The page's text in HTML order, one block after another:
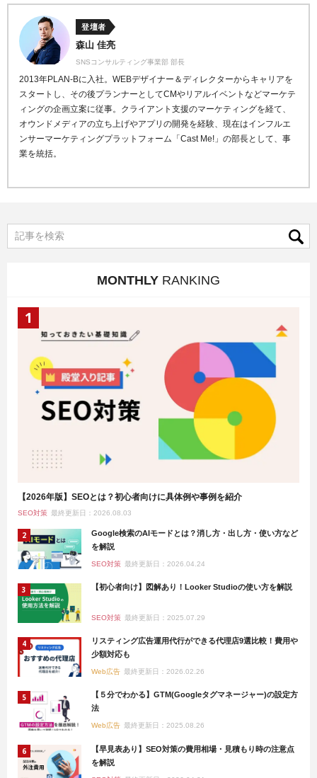
登壇者
森山 佳亮
SNSコンサルティング事業部 部長
2013年PLAN-Bに入社。 WEBデザイナー＆ディレクターからキャリアを
スタート し、その後プランナーとしてCMやリアルイベントなどマーケテ
ィングの企画立案に従事。 クライアント支援のマーケティングを経て、
オウンドメディアの立ち上げやアプリの開発を経験、現在はインフルエ
ンサーマーケティングプラットフォーム「Cast Me! 」の部長として、事
業を統括。
MONTHLY RANKING
【2026年版】SEOとは？初心者向けに具体例や事例を紹介
SEO対策 最終更新日：2026.08.03
Google検索のAIモードとは？消し方・出し方・使い方など
を解説
SEO対策 最終更新日：2026.04.24
【初心者向け】図解あり！Looker Studioの使い方を解説
SEO対策 最終更新日：2025.07.29
リスティング広告運用代行ができる代理店9選比較！費用や
少額対応も
Web広告 最終更新日：2026.02.26
【５分でわかる】GTM(Googleタグマネージャー)の設定方
法
Web広告 最終更新日：2025.08.26
【早見表あり】SEO対策の費用相場・見積もり時の注意点
を解説